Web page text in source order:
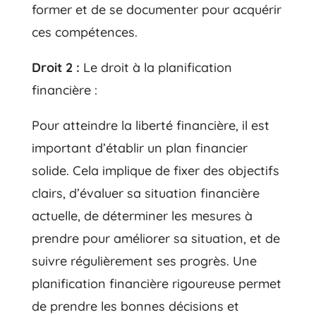
former et de se documenter pour acquérir
ces compétences.
Droit 2 : Le droit à la planification
financière :
Pour atteindre la liberté financière, il est
important d’établir un plan financier
solide. Cela implique de fixer des objectifs
clairs, d’évaluer sa situation financière
actuelle, de déterminer les mesures à
prendre pour améliorer sa situation, et de
suivre régulièrement ses progrès. Une
planification financière rigoureuse permet
de prendre les bonnes décisions et